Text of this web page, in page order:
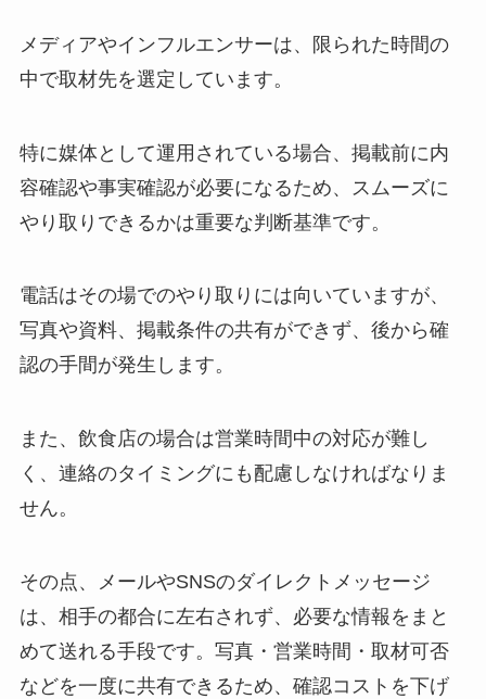
メディアやインフルエンサーは、限られた時間の
中で取材先を選定しています。
特に媒体として運用されている場合、掲載前に内
容確認や事実確認が必要になるため、スムーズに
やり取りできるかは重要な判断基準です。
電話はその場でのやり取りには向いていますが、
写真や資料、掲載条件の共有ができず、後から確
認の手間が発生します。
また、飲食店の場合は営業時間中の対応が難し
く、連絡のタイミングにも配慮しなければなりま
せん。
その点、メールやSNSのダイレクトメッセージ
は、相手の都合に左右されず、必要な情報をまと
めて送れる手段です。写真・営業時間・取材可否
などを一度に共有できるため、確認コストを下げ